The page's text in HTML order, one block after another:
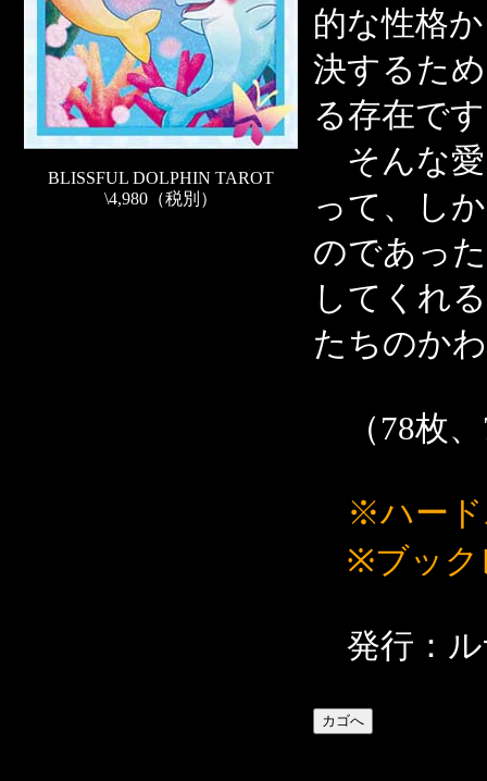
BLISSFUL DOLPHIN TAROT
\4,980（税別）
的な性格
決するた
る存在で
そんな愛
って、し
のであっ
してくれ
たちのか
（78枚、
※ハー
※ブック
発行：ル